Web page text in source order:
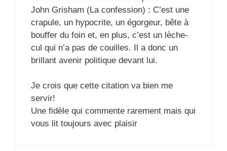
John Grisham (La confession) : C’est une
crapule, un hypocrite, un égorgeur, bête à
bouffer du foin et, en plus, c’est un lèche-
cul qui n’a pas de couilles. Il a donc un
brillant avenir politique devant lui.
Je crois que cette citation va bien me
servir!
Une fidèle qui commente rarement mais qui
vous lit toujours avec plaisir